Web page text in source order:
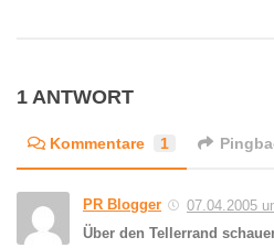
1 ANTWORT
Kommentare 1
PR Blogger
07.04.2005
Über den Tellerrand